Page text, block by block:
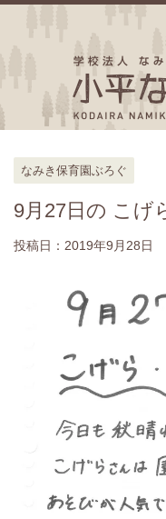
なみき保育園ぶろぐ
9月27日の こげ
投稿日： 2019年9月28日